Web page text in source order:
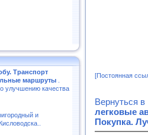
Транспорт
маршруты
улучшению качества
и
[Постоянная
Вернуться
легковые
Покупка.